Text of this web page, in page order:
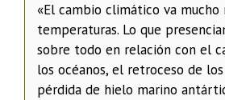
«El cambio climático va mucho
temperaturas. Lo que
sobre todo en relación con el
los océanos, el retroceso de
pérdida de hielo marino